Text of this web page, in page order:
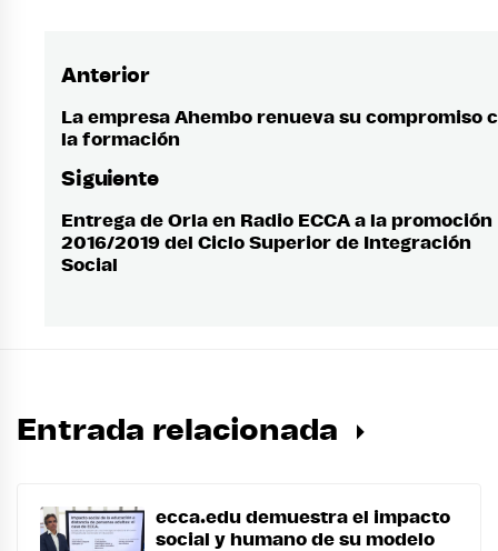
Navegación
de
Anterior
Entrada
anterior:
La empresa Ahembo renueva su compromiso
la formación
Siguiente
Entrada
siguiente:
Entrega de Orla en Radio ECCA a la promoción
2016/2019 del Ciclo Superior de Integración
Social
Entrada relacionada
ecca.edu demuestra el impacto
social y humano de su modelo